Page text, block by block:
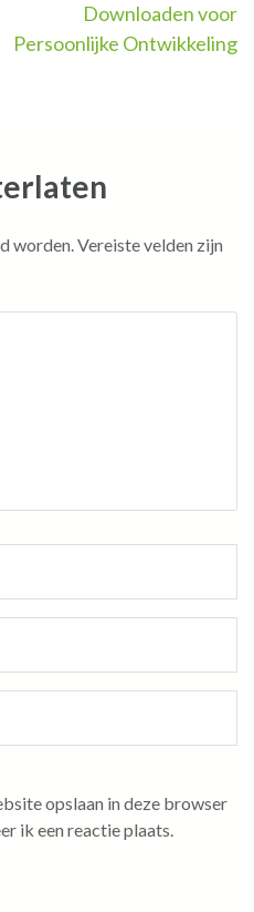
Downloaden voor
Persoonlijke Ontwikkeling
worden.Vereiste velden zijn
opslaan in deze browser
ik een reactie plaats.